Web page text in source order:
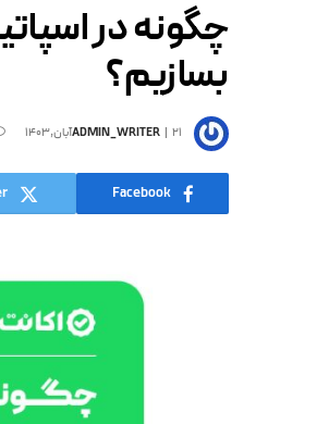
چگونه در
بسازیم؟
ADMIN_WRITER 21آبان,1403
Facebook